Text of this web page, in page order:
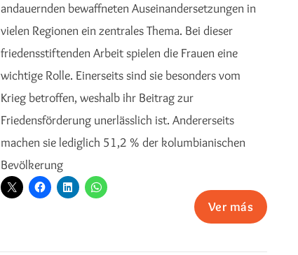
andauernden bewaffneten Auseinandersetzungen in
vielen Regionen ein zentrales Thema. Bei dieser
friedensstiftenden Arbeit spielen die Frauen eine
wichtige Rolle. Einerseits sind sie besonders vom
Krieg betroffen, weshalb ihr Beitrag zur
Friedensförderung unerlässlich ist. Andererseits
machen sie lediglich 51,2 % der kolumbianischen
Bevölkerung
Ver más